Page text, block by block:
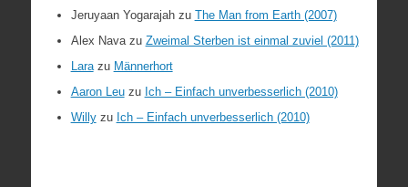
Jeruyaan Yogarajahzu The Man from Earth (2007)
Alex Navazu Zweimal Sterben ist einmal zuviel (2011)
Larazu Männerhort
Aaron Leuzu Ich – Einfach unverbesserlich (2010)
Willyzu Ich – Einfach unverbesserlich (2010)